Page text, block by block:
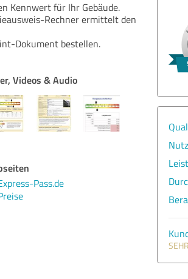
Kennwert für Ihr Gebäude.
Rechner ermittelt den
Dokument bestellen.
Videos & Audio
Pass.de